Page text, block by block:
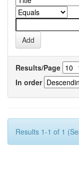
Results/Page
In order
Results 1-1 of 1